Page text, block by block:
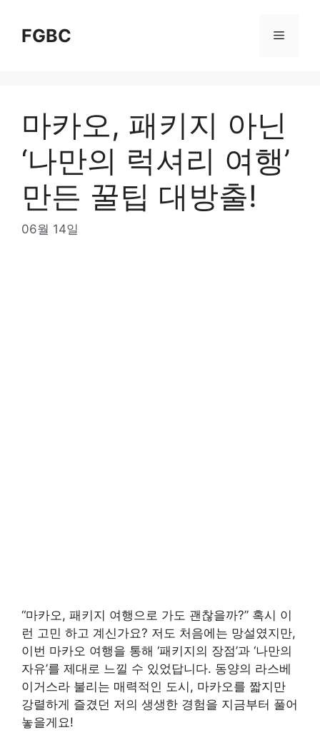
contentFGBC Menu
마카오, 패키지 아닌
‘나만의 럭셔리 여행’
만든 꿀팁 대방출!
06월 14일
“마카오, 패키지 여행으로 가도 괜찮을까?” 혹시 이
런 고민 하고 계신가요? 저도 처음에는 망설였지만,
이번 마카오 여행을 통해 ‘패키지의 장점’과 ‘나만의
자유’를 제대로 느낄 수 있었답니다. 동양의 라스베
이거스라 불리는 매력적인 도시, 마카오를 짧지만
강렬하게 즐겼던 저의 생생한 경험을 지금부터 풀어
놓을게요!